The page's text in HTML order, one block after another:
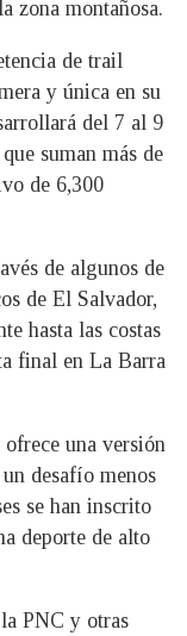
zona montañosa.
de trail
y única en su
del 7 al 9
suman más de
de 6,300
de algunos de
de El Salvador,
hasta las costas
final en La Barra
una versión
desafío menos
se han inscrito
deporte de alto
PNC y otras